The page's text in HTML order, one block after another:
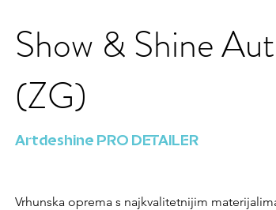
Show & Shine
(ZG)
Artdeshine PRO DETAILER
Vrhunska oprema s najkvalitetnijim